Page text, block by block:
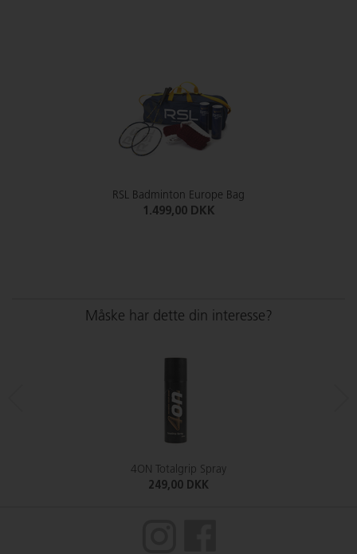
RSL Badminton Europe Bag
1.499,00 DKK
Måske har dette din interesse?
4ON Totalgrip Spray
249,00 DKK